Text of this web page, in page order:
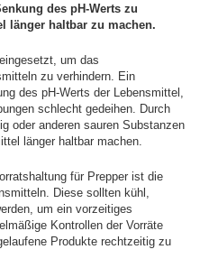
des pH-Werts zu
länger haltbar zu machen.
um das
zu verhindern. Ein
des pH-Werts der Lebensmittel,
schlecht gedeihen. Durch
oder anderen sauren Substanzen
länger haltbar machen.
für Prepper ist die
Diese sollten kühl,
um ein vorzeitiges
Kontrollen der Vorräte
Produkte rechtzeitig zu